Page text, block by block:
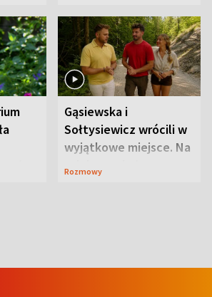
Gąsiewska i
Sołtysiewicz wrócili w
wyjątkowe miejsce. Na
szlaku czekał
Rozmowy